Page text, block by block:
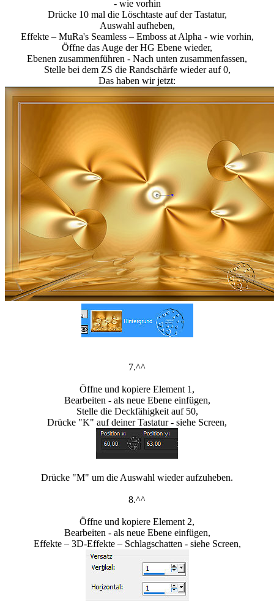
- wie vorhin
Drücke 10 mal die Löschtaste auf der Tastatur,
Auswahl aufheben,
Effekte – MuRa's Seamless – Emboss at Alpha - wie vorhin,
Öffne das Auge der HG Ebene wieder,
Ebenen zusammenführen - Nach unten zusammenfassen,
Stelle bei dem ZS die Randschärfe wieder auf 0,
Das haben wir jetzt:
7.^^
Öffne und kopiere Element 1,
Bearbeiten - als neue Ebene einfügen,
Stelle die Deckfähigkeit auf 50,
Drücke "K" auf deiner Tastatur - siehe Screen,
Drücke "M" um die Auswahl wieder aufzuheben.
8.^^
Öffne und kopiere Element 2,
Bearbeiten - als neue Ebene einfügen,
Effekte – 3D-Effekte – Schlagschatten - siehe Screen,